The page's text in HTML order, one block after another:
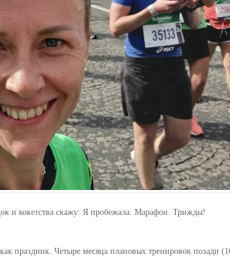
и кокетства скажу: Я пробежала. Марафон. Трижды!
праздник. Четыре месяца плановых тренировок позади